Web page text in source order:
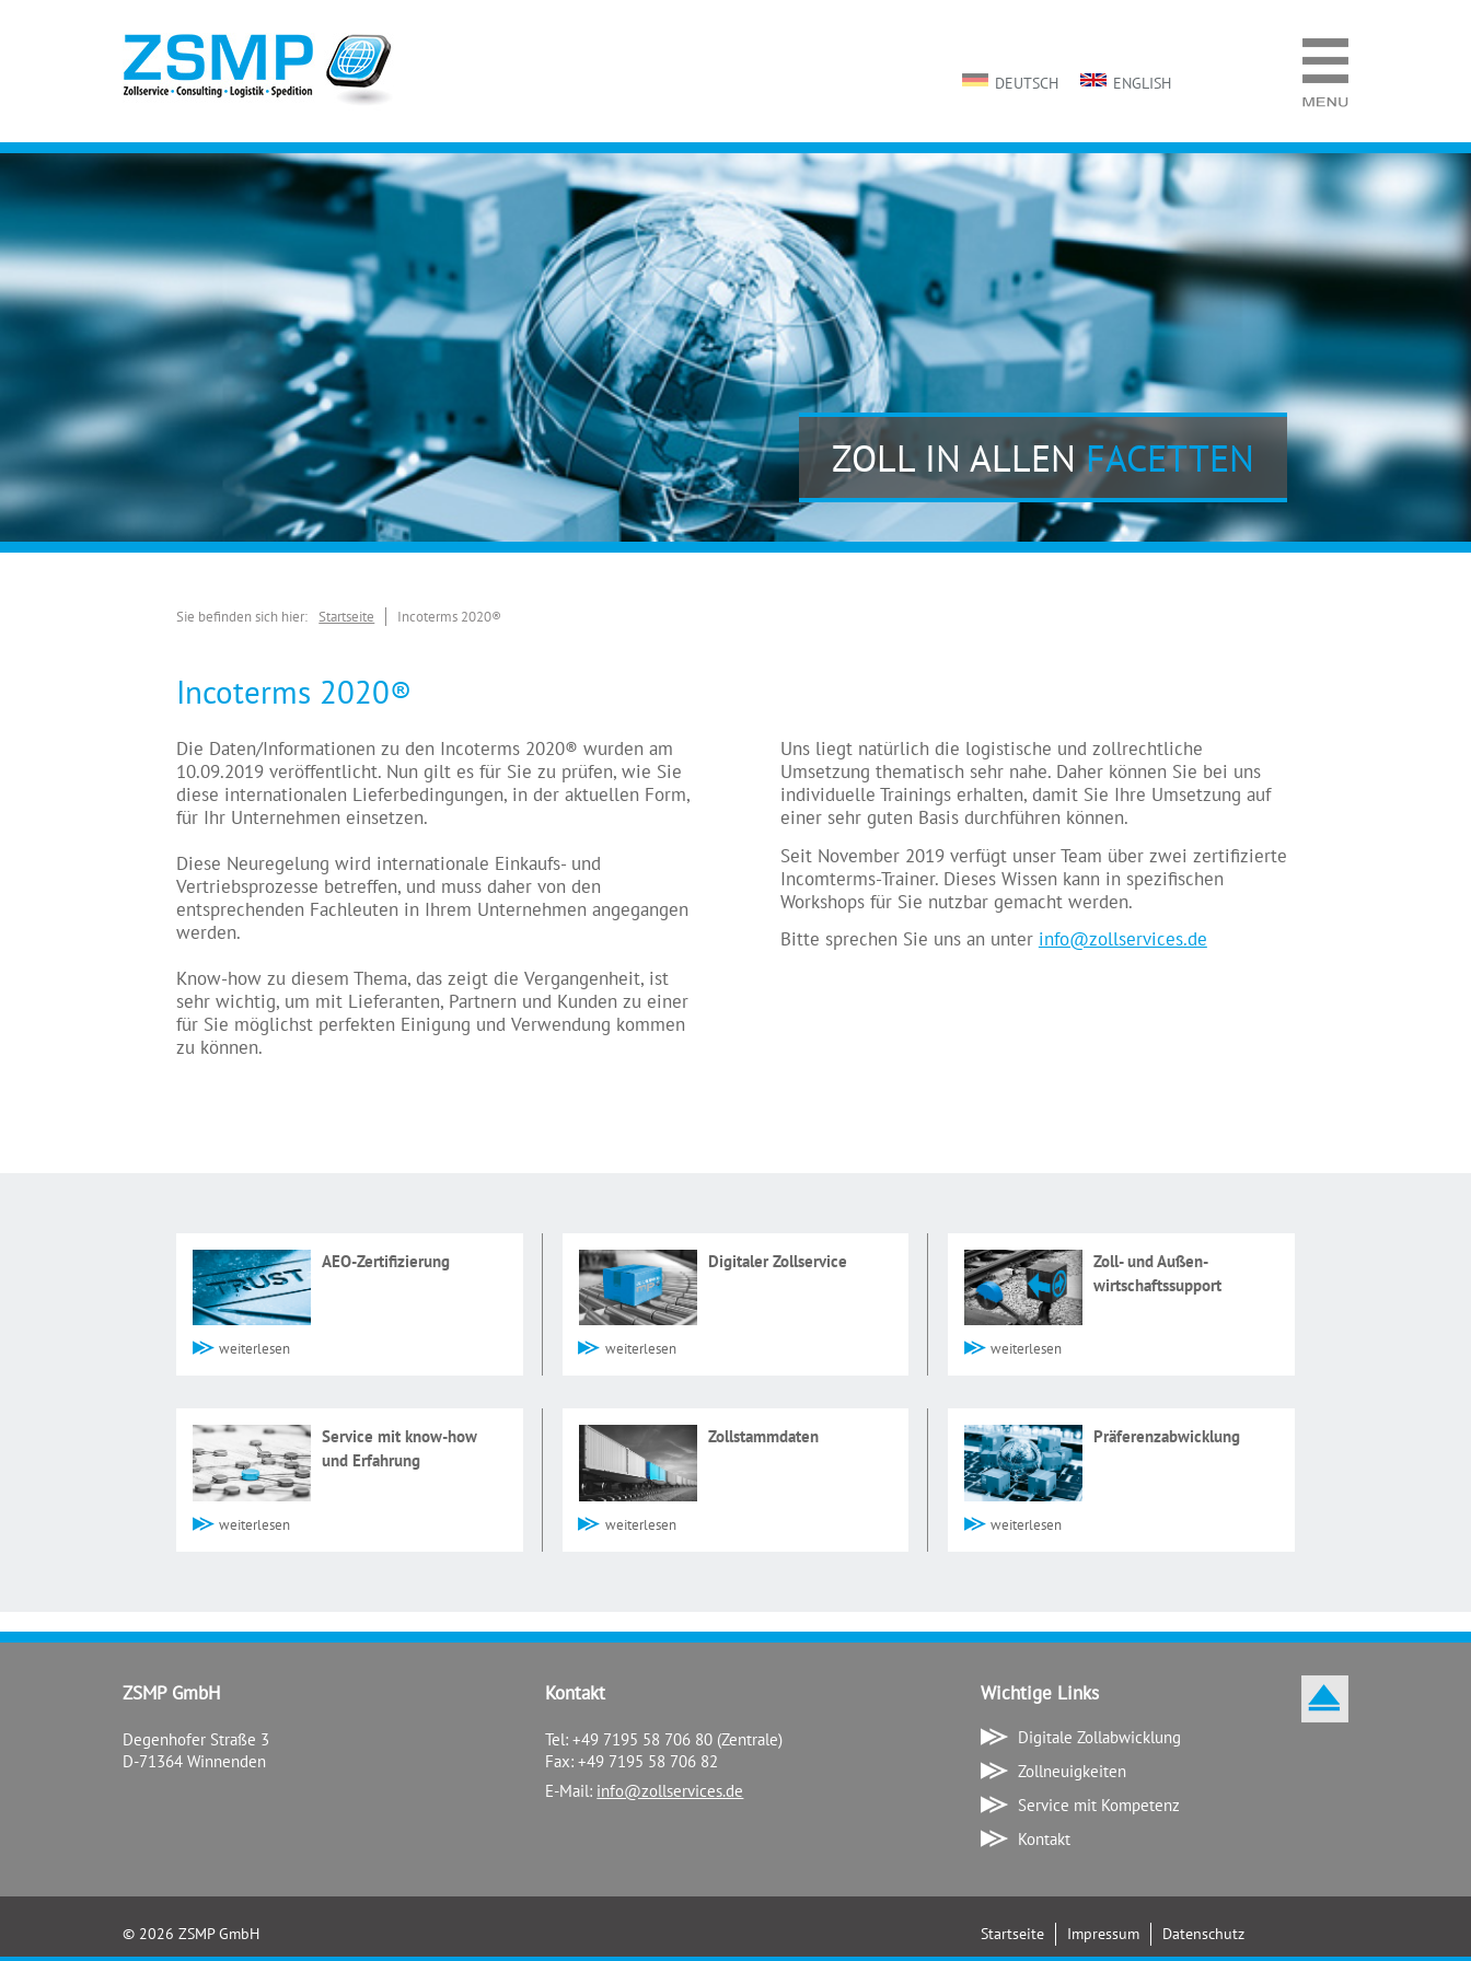
DEUTSCH ENGLISH
ZOLL IN ALLENFACETTEN
Sie befinden sich hier: Startseite Incoterms 2020®
Incoterms 2020®
Die Daten/Informationen zu den Incoterms 2020® wurden am
10.09.2019 veröffentlicht. Nun gilt es für Sie zu prüfen, wie Sie
diese internationalen Lieferbedingungen, in der aktuellen Form,
für Ihr Unternehmen einsetzen.
Diese Neuregelung wird internationale Einkaufs- und
Vertriebsprozesse betreffen, und muss daher von den
entsprechenden Fachleuten in Ihrem Unternehmen angegangen
werden.
Know-how zu diesem Thema, das zeigt die Vergangenheit, ist
sehr wichtig, um mit Lieferanten, Partnern und Kunden zu einer
für Sie möglichst perfekten Einigung und Verwendung kommen
zu können.
Uns liegt natürlich die logistische und zollrechtliche
Umsetzung thematisch sehr nahe. Daher können Sie bei uns
individuelle Trainings erhalten, damit Sie Ihre Umsetzung auf
einer sehr guten Basis durchführen können.
Seit November 2019 verfügt unser Team über zwei zertifizierte
Incomterms-Trainer. Dieses Wissen kann in spezifischen
Workshops für Sie nutzbar gemacht werden.
Bitte sprechen Sie uns an unter info@zollservices.de
AEO-Zertifizierung
weiterlesen
Digitaler Zollservice
weiterlesen
Zoll- und Außen­
wirtschaftssupport
weiterlesen
Service mit know-how
und Erfahrung
weiterlesen
Zollstammdaten
weiterlesen
Präferenzabwicklung
weiterlesen
ZSMP GmbH
Degenhofer Straße 3
D-71364 Winnenden
Kontakt
Tel: +49 7195 58 706 80 (Zentrale)
Fax: +49 7195 58 706 82
E-Mail: info@zollservices.de
Wichtige Links
Digitale Zollabwicklung
Zollneuigkeiten
Service mit Kompetenz
Kontakt
Startseite Impressum Datenschutz
© 2026 ZSMP GmbH